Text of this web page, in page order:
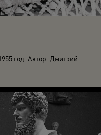
год. Автор: Дмитрий